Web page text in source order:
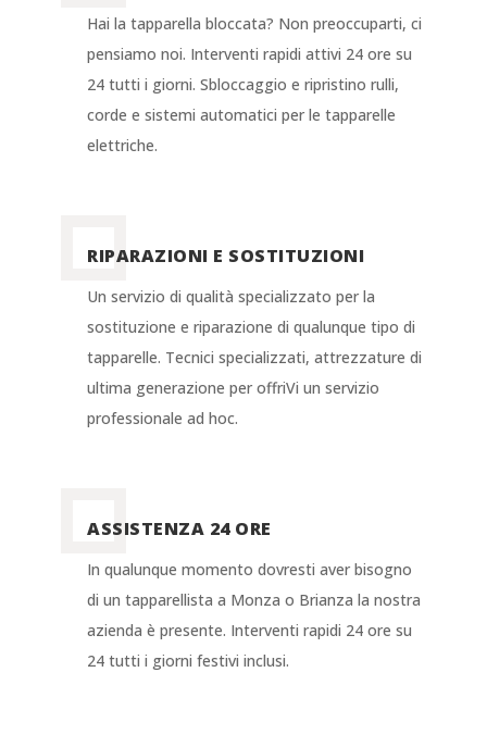
Hai la tapparella bloccata? Non preoccuparti, ci
pensiamo noi. Interventi rapidi attivi 24 ore su
24 tutti i giorni. Sbloccaggio e ripristino rulli,
corde e sistemi automatici per le tapparelle
elettriche.
RIPARAZIONI E SOSTITUZIONI
Un servizio di qualità specializzato per la
sostituzione e riparazione di qualunque tipo di
tapparelle. Tecnici specializzati, attrezzature di
ultima generazione per offriVi un servizio
professionale ad hoc.
ASSISTENZA 24 ORE
In qualunque momento dovresti aver bisogno
di un tapparellista a Monza o Brianza la nostra
azienda è presente. Interventi rapidi 24 ore su
24 tutti i giorni festivi inclusi.